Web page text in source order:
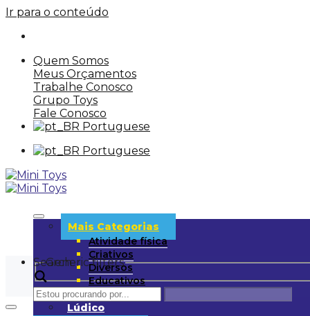
Ir para o conteúdo
Quem Somos
Meus Orçamentos
Trabalhe Conosco
Grupo Toys
Fale Conosco
Portuguese
Portuguese
Mais Categorias
Atividade física
Criativos
Diversos
Educativos
UD
Lúdico
Search
Generic filters